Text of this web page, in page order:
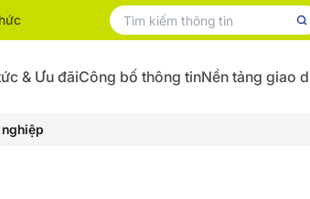
& Ưu đãiCông bố thông tinNền tảng giao